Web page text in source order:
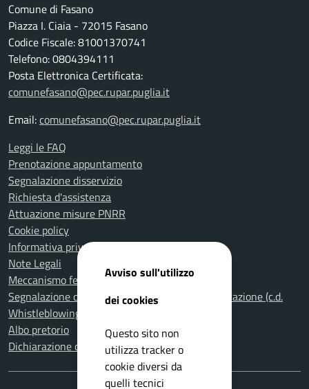
Comune di Fasano
Piazza I. Ciaia - 72015 Fasano
Codice Fiscale: 81001370741
Telefono: 0804394111
Posta Elettronica Certificata:
comunefasano@pec.rupar.puglia.it
Email:comunefasano@pec.rupar.puglia.it
Leggi le FAQ
Prenotazione appuntamento
Segnalazione disservizio
Richiesta d'assistenza
Attuazione misure PNRR
Cookie policy
Informativa privacy
Note Legali
Meccanismo feedback per l'accessibilità
Segnalazione di illeciti nella Pubblica Amministrazione (c.d.
Whistleblowing)
Albo pretorio
Dichiarazione di accessibilità
Avviso sull'utilizzo
dei cookies
Questo sito non
utilizza tracker o
cookie diversi da
quelli tecnici